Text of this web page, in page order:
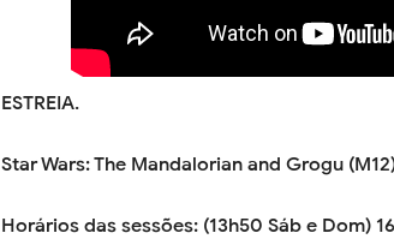
ESTREIA.
Star Wars: The Mandalorian and Grogu
Horários das sessões: (13h50 Sáb e Dom)